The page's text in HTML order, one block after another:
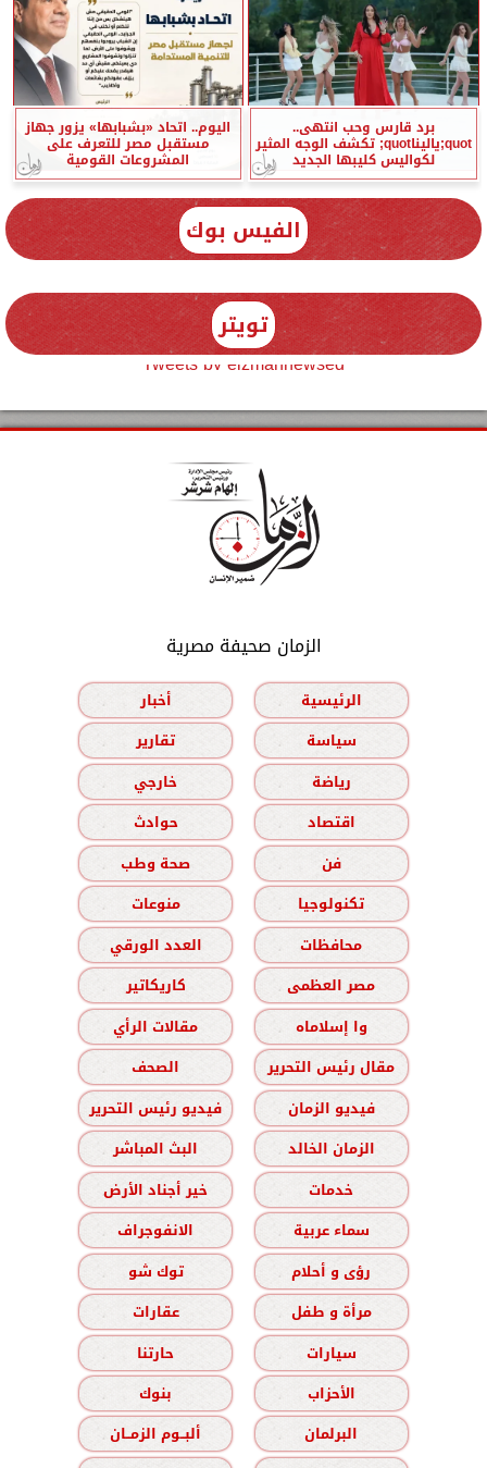
برد قارس وحب انتهى..
quot;ياليناquot; تكشف الوجه المثير
لكواليس كليبها الجديد
اليوم.. اتحاد «بشبابها» يزور جهاز
مستقبل مصر للتعرف على
المشروعات القومية
الفيس بوك
تويتر
Tweets by elzmannewseg
الزمان صحيفة مصرية
الرئيسية
أخبار
سياسة
تقارير
رياضة
خارجي
اقتصاد
حوادث
فن
صحة وطب
تكنولوجيا
منوعات
محافظات
العدد الورقي
مصر العظمى
كاريكاتير
وا إسلاماه
مقالات الرأي
مقال رئيس التحرير
الصحف
فيديو الزمان
فيديو رئيس التحرير
الزمان الخالد
البث المباشر
خدمات
خير أجناد الأرض
سماء عربية
الانفوجراف
رؤى و أحلام
توك شو
مرأة و طفل
عقارات
سيارات
حارتنا
الأحزاب
بنوك
البرلمان
ألبــوم الزمــان